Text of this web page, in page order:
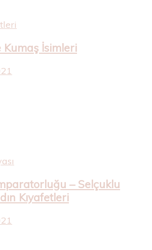
Kumaş İsimleri
– Selçuklu
Kıyafetleri